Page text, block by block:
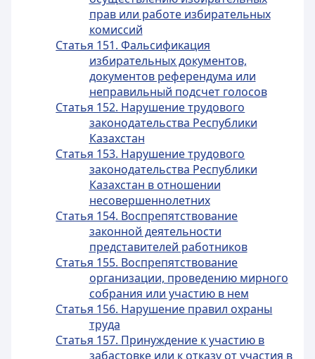
прав или работе избирательных
комиссий
Статья 151. Фальсификация
избирательных документов,
документов референдума или
неправильный подсчет голосов
Статья 152. Нарушение трудового
законодательства Республики
Казахстан
Статья 153. Нарушение трудового
законодательства Республики
Казахстан в отношении
несовершеннолетних
Статья 154. Воспрепятствование
законной деятельности
представителей работников
Статья 155. Воспрепятствование
организации, проведению мирного
собрания или участию в нем
Статья 156. Нарушение правил охраны
труда
Статья 157. Принуждение к участию в
забастовке или к отказу от участия в